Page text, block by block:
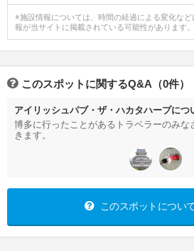
※施設情報については、時間の経過による変化な
報が当サイトに掲載されている可能性があります。
このスポットに関するQ&A（0件）
アイリッシュパブ・ザ・ハカタハープにつ
博多に行ったことがあるトラベラーのみな
きます。
このスポットについ